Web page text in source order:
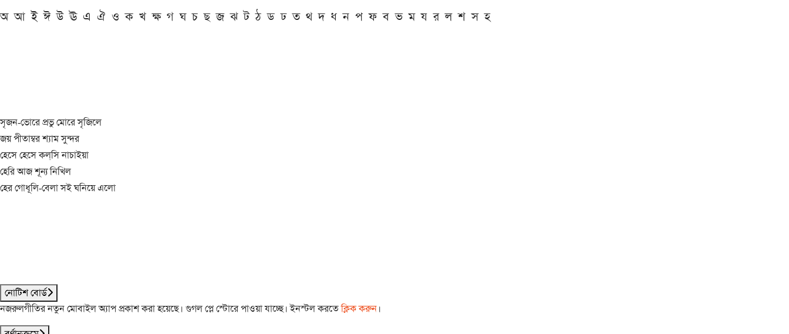
অ আ ই ঈ উ ঊ এ ঐ ও ক খ ক্ষ গ ঘ চ ছ জ ঝ ট ঠ ড ঢ ত থ দ ধ ন প ফ ব ভ ম য র ল শ স হ
সৃজন-ভোরে প্রভু মোরে সৃজিলে
জয় পীতাম্বর শ্যাম সুন্দর
হেসে হেসে কল্‌সি নাচাইয়া
হেরি আজ শূন্য নিখিল
হের গোধূলি-বেলা সই ঘনিয়ে এলো
নোটিশ বোর্ড
নজরুলগীতির নতুন মোবাইল অ্যাপ প্রকাশ করা হয়েছে। গুগল প্লে স্টোরে পাওয়া যাচ্ছে। ইনস্টল করতেক্লিক করুন।